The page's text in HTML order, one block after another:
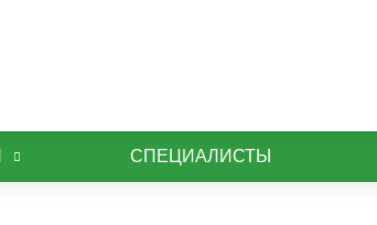
СПЕЦИАЛИСТЫ